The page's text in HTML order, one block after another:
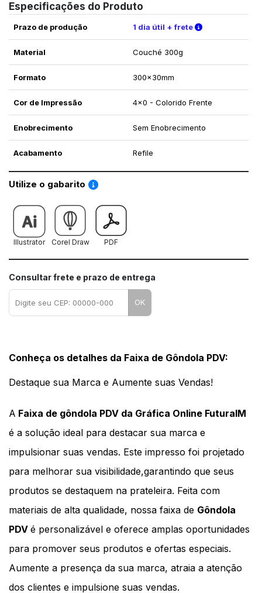
Especificações do Produto
Prazo de produção 1 dia útil + frete Verifique as
Material Couché 300g
Formato 300x30mm
Cor de Impressão 4x0 - Colorido Frente
Enobrecimento Sem Enobrecimento
Acabamento Refile
Utilize o gabarito Saiba como utilizar os nossos gabaritos
Illustrator Corel Draw PDF
Consultar frete e prazo de entrega
OK
Conheça os detalhes da Faixa de Gôndola PDV:
Destaque sua Marca e Aumente suas Vendas!
A Faixa de gôndola PDV da Gráfica Online FuturaIM
é a solução ideal para destacar sua marca e
impulsionar suas vendas. Este impresso foi projetado
para melhorar sua visibilidade,garantindo que seus
produtos se destaquem na prateleira. Feita com
materiais de alta qualidade, nossa faixa de Gôndola
PDV é personalizável e oferece amplas oportunidades
para promover seus produtos e ofertas especiais.
Aumente a presença da sua marca, atraia a atenção
dos clientes e impulsione suas vendas.